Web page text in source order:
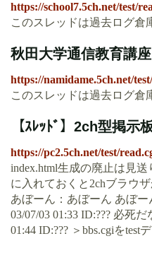
https://school7.5ch.net/test/
このスレッドは過去ログ倉
秋田大学通信教育講
https://namidame.5ch.net/
このスレッドは過去ログ倉
【ｽﾚｯﾄﾞ】2ch型掲示
https://pc2.5ch.net/test/
index.html生成の廃止は見送
に入れておくと2chブラウ
あぼーん：あぼーん あぼー
03/07/03 01:33 ID:??? 必死
01:44 ID:??? ＞bbs.cgiをtest